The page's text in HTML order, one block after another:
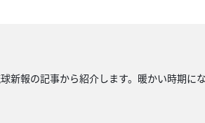
新報の記事から紹介します。暖かい時期に